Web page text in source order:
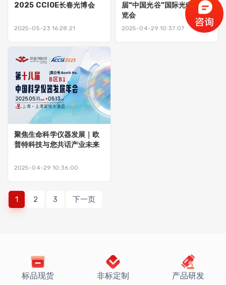
2025 CCIOE长春光博会
2025-05-23 16:28:21
届“中国光谷”国际光电子博
览会
2025-04-29 10:37:07
聚焦生命科学仪器发展｜欧
普特科技与您共话产业未来
2025-04-29 10:36:00
1 2 3 下一页
标品现货 非标定制 产品研发